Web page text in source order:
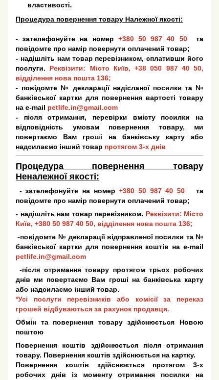
властивості.
Процедура повернення товару Належної якості:
- зателефонуйте на номер +380 50 987 40 50
та
повідомте про намір повернути оплачений товар;
- надішліть нам товар перевізником, сплативши його
послуги. Реквізити: Місто Київ, +38 050 987 40 50,
відділення нова пошта 136;
- повідомте № декларації надісланої посилки та №
банківської картки для повернення вартості товару
на e-mail petlife.in@gmail.com
- після отримання, перевірки вмісту посилки на
відповідність умовам повернення товару, ми
повертаємо Вам гроші на банківську карту або
надсилаємо інший товар протягом 3-х днів
Процедура повернення товару
Неналежної якості:
- зателефонуйте на номер +380 50 987 40 50
та
повідомте про намір повернути оплачений товар;
- надішліть нам товар перевізником. Реквізити: Місто
Київ, +380 50 987 40 50, відділення нова пошта 136;
-повідомте № декларації відправленої посилки та №
банківської картки для повернення коштів на e-mail
petlife.in@gmail.com
-після отримання товару протягом трьох робочих
днів ми повертаємо Вам гроші на банківська карту
або надсилаємо інший товар.
*Усі послуги перевізників або комісії за переказ
грошей відбуваються за рахунок продавця.
Обмін та повернення товару здійснюється Новою
поштою
Повернення коштів здійснюється після отримання
товару. Повернення коштів здійснюється на картку.
Повернення коштів здійснюється протягом 3-х
робочих днів із моменту отримання посилки на